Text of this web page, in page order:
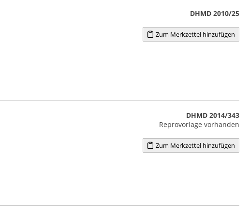
DHMD 2010/25
Zum Merkzettel hinzufügen
DHMD 2014/343
Reprovorlage vorhanden
Zum Merkzettel hinzufügen